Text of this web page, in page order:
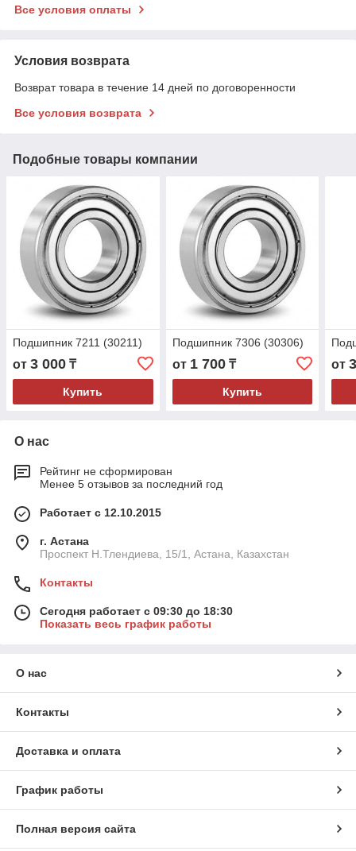
Все условия оплаты
Условия возврата
Возврат товара в течение 14 дней по договоренности
Все условия возврата
Подобные товары компании
Подшипник 7211 (30211)
от 3 000 ₸
Купить
Подшипник 7306 (30306)
от 1 700₸
Купить
от
О нас
Рейтинг не сформирован
Менее 5 отзывов за последний год
Работает с 12.10.2015
г. Астана
Проспект Н.Тлендиева, 15/1, Астана, Казахстан
Контакты
Сегодня работает с 09:30 до 18:30
Показать весь график работы
О нас
Контакты
Доставка и оплата
График работы
Полная версия сайта